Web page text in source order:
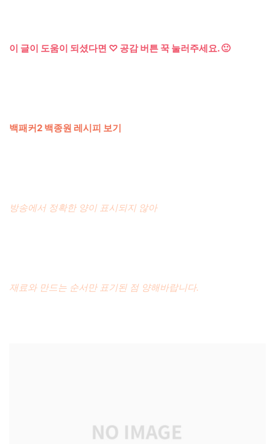
이 글이 도움이 되셨다면 ♡ 공감 버튼 꾹 눌러주세요. 🙂
백패커2 백종원 레시피 보기
방송에서 정확한 양이 표시되지 않아
재료와 만드는 순서만 표기된 점 양해바랍니다.